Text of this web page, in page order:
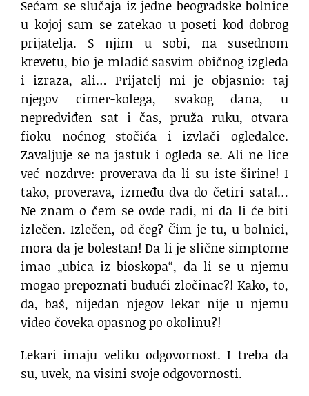
Sećam se slučaja iz jedne beogradske bolnice
u kojoj sam se zatekao u poseti kod dobrog
prijatelja. S njim u sobi, na susednom
krevetu, bio je mladić sasvim običnog izgleda
i izraza, ali… Prijatelj mi je objasnio: taj
njegov cimer-kolega, svakog dana, u
nepredviđen sat i čas, pruža ruku, otvara
fioku noćnog stočića i izvlači ogledalce.
Zavaljuje se na jastuk i ogleda se. Ali ne lice
već nozdrve: proverava da li su iste širine! I
tako, proverava, između dva do četiri sata!…
Ne znam o čem se ovde radi, ni da li će biti
izlečen. Izlečen, od čeg? Čim je tu, u bolnici,
mora da je bolestan! Da li je slične simptome
imao „ubica iz bioskopa“, da li se u njemu
mogao prepoznati budući zločinac?! Kako, to,
da, baš, nijedan njegov lekar nije u njemu
video čoveka opasnog po okolinu?!
Lekari imaju veliku odgovornost. I treba da
su, uvek, na visini svoje odgovornosti.